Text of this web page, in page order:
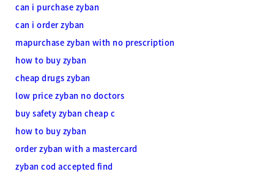
can i purchase zyban
can i order zyban
mapurchase zyban with no prescription
how to buy zyban
cheap drugs zyban
low price zyban no doctors
buy safety zyban cheap c
how to buy zyban
order zyban with a mastercard
zyban cod accepted find